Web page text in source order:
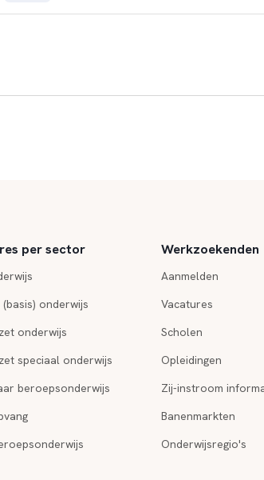
per sector
(basis) onderwijs
onderwijs
speciaal onderwijs
beroepsonderwijs
Werkzoekenden
Aanmelden
Vacatures
Scholen
Opleidingen
Zij-instroom
Banenmarkten
Onderwijsregio's